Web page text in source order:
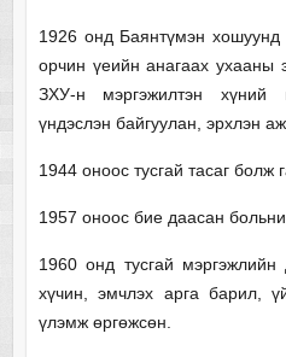
1926 онд Баянтүмэн
орчин үеийн анагаах ухааны
ЗХУ-н мэргэжилтэн
үндэслэн байгуулан, эрхлэн
1944 оноос тусгай тасаг болж
1957 оноос бие даасан
1960 онд тусгай
хүчин, эмчлэх арга барил,
үлэмж өргөжсөн.